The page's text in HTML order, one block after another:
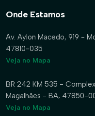
Onde Estamos
Av. Aylon Macedo, 919 -
47810-035
Veja no Mapa
BR 242 KM 535 -
Magalhães - BA, 47850-
Veja no Mapa